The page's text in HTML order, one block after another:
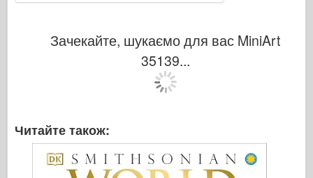
Зачекайте, шукаємо для вас MiniArt
35139...
Читайте також: